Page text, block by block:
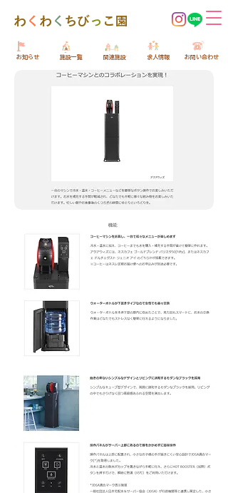
​わ く わ く ちびっ こ園
​お知らせ ​施設一覧 ​関連施設 ​求人情報 ​お問い合わせ